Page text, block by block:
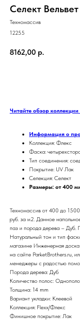
Селект
Техномассив
12255
8162,00 р.
Читайте обзор
Информация о
Коллекция: Флекс
Фаска:
Тип соединения:
Покрытие: UV Лак
Селекция: Селект
Размеры: от 400
Техномассив от 400 до
руб. за м2. Данное
паз и порода дерева – Дуб.
Натуральный тон и тип
магазине Инженерная
на сайте ParketBrothers.ru,
менеджеры с радостью
Порода дерева: Дуб
Количество полос:
Толщина: 14 mm
Вариант укладки: Клеевой
Коллекция: Flexx/Флекс
Финишное покрытие: Лак